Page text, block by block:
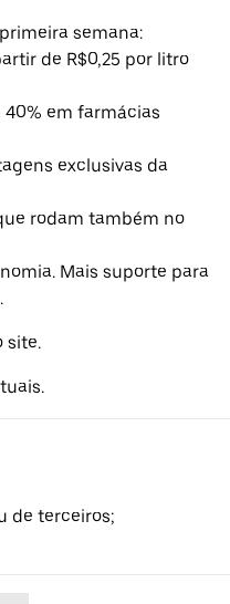
semana:
de R$0,25 por litro
40% em farmácias
exclusivas da
rodam também no
Mais suporte para
site.
de terceiros;